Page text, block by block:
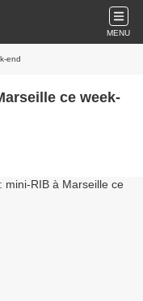
MENU
end
ce week-